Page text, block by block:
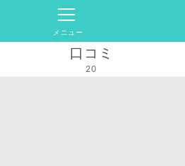
メニュー
口コミ
20